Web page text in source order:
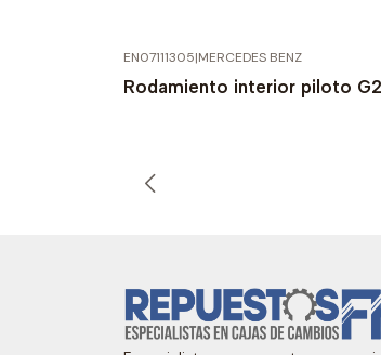
EN07111305|MERCEDES BENZ
Rodamiento interior piloto